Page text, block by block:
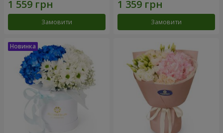
Замовити Замовити